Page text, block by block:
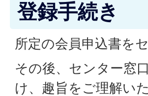
登録手続き
所定の会員申込書を
その後、センター窓
け、趣旨をご理解い